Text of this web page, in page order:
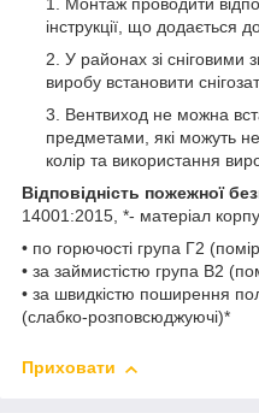
Монтаж проводити
інструкції, що додається
У районах зі сніговими
виробу встановити
Вентвиход не можна
предметами, які можуть
колір та використання
Відповідність пожежної
14001:2015, *- матеріал
• по горючості група Г2
• за займистістю група В2
• за швидкістю поширення
(слабко-розповсюджуючі)*
Приховати